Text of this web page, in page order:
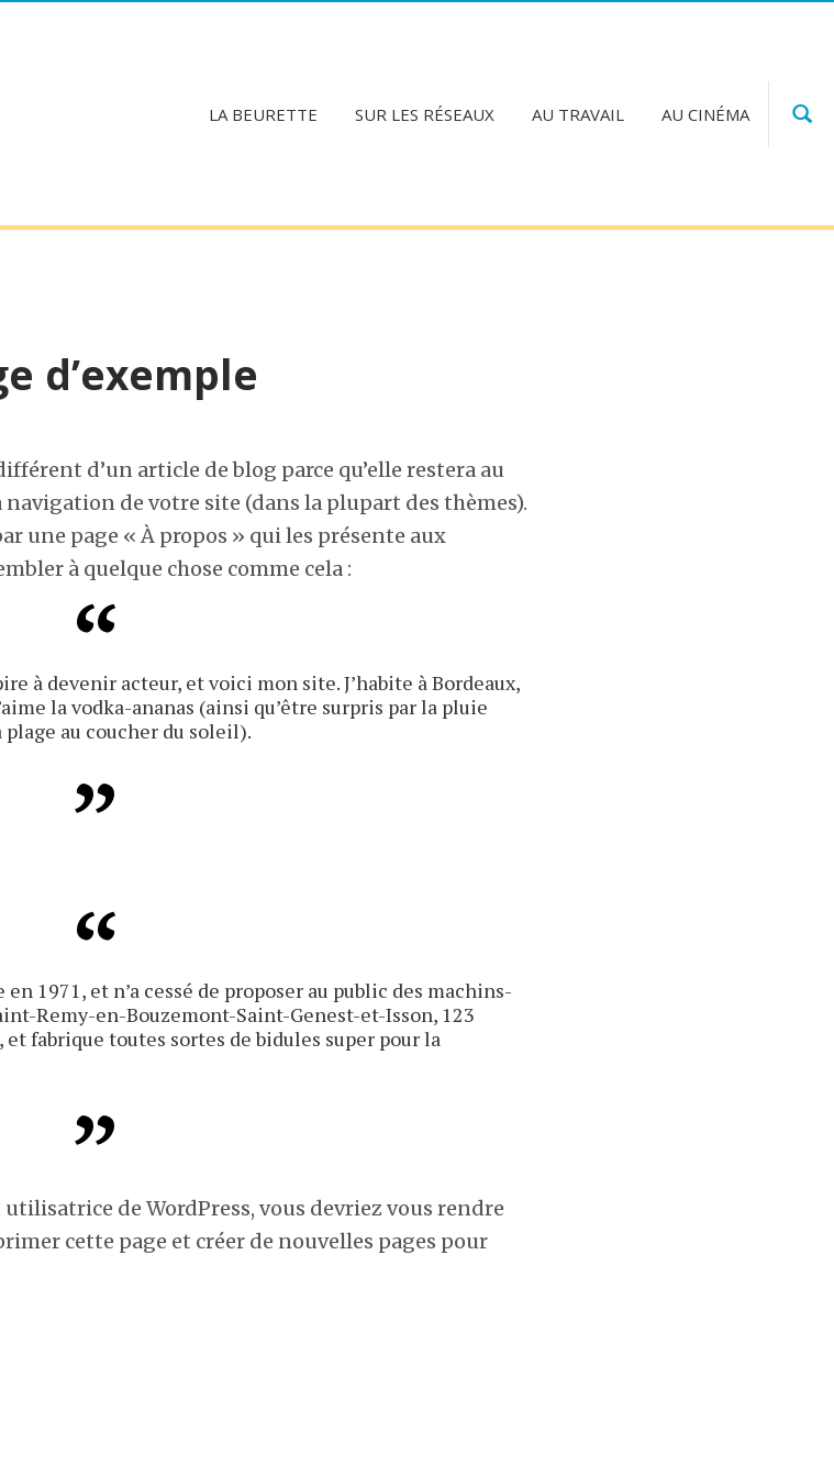
LA BEURETTE SUR LES RÉSEAUX AU TRAVAIL AU CINÉMA
d’exemple
d’un article de blog parce qu’elle restera au
de votre site (dans la plupart des thèmes).
une page « À propos » qui les présente aux
à quelque chose comme cela :
à devenir acteur, et voici mon site. J’habite à Bordeaux,
la vodka-ananas (ainsi qu’être surpris par la pluie
au coucher du soleil).
1971, et n’a cessé de proposer au public des machins-
Remy-en-Bouzemont-Saint-Genest-et-Isson, 123
fabrique toutes sortes de bidules super pour la
de WordPress, vous devriez vous rendre
cette page et créer de nouvelles pages pour